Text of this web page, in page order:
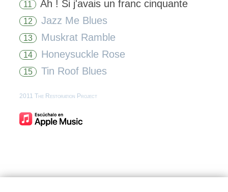
11 Ah ! Si j'avais un franc cinquante
12 Jazz Me Blues
13 Muskrat Ramble
14 Honeysuckle Rose
15 Tin Roof Blues
2011 The Restoration Project